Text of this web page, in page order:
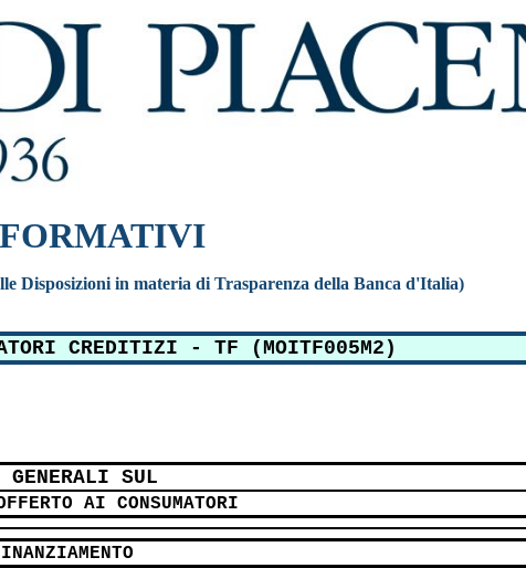
Disposizioni in materia di Trasparenza della Banca d'Italia)
CREDITIZI - TF (MOITF005M2)
GENERALI SUL
AI CONSUMATORI